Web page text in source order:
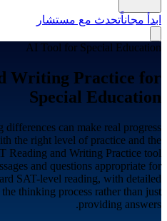
ابدأ مجاناًتحدث مع مستشار
AI Tool for Special Education
Writing Practice for
Special Education
can make real progress
the right level of practice and the
Reading and Writing Practice tool
and questions appropriate for
SAT-level reading, with detailed
thinking process rather than just
providing answers.